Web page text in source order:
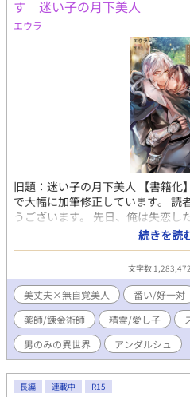
す 迷い子の月下美人
エウラ
旧題：迷い子の月下美人 【書籍化
で大幅に加筆修正しています。 読
うございます。 先日、俺は失恋し
する前に恋人が出来て、あっとい
しさでいっぱいの心を紛らわすよ
ョンを作りまくる日々。 そんな
の冒険者だった。 男しかいない世
以外の種族もいます。異種婚可能
ん。 ※オメガバースっぽい所があ
ん。（発情期やフェロモンなどは
18には＊付きます。
続きを読
文字数 1,283,472
美丈夫×無自覚美人 番い/好一対
薬師/錬金術師
精霊/愛し子
男のみの異世界
アンダルシュ
長編 連載中 R15